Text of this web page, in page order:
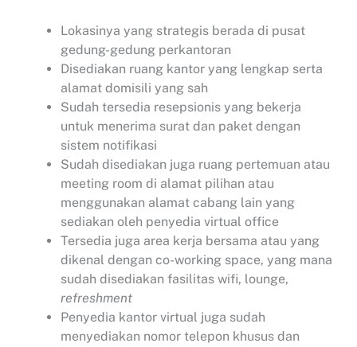
Lokasinya yang strategis berada di pusat
gedung-gedung perkantoran
Disediakan ruang kantor yang lengkap serta
alamat domisili yang sah
Sudah tersedia resepsionis yang bekerja
untuk menerima surat dan paket dengan
sistem notifikasi
Sudah disediakan juga ruang pertemuan atau
meeting room di alamat pilihan atau
menggunakan alamat cabang lain yang
sediakan oleh penyedia virtual office
Tersedia juga area kerja bersama atau yang
dikenal dengan co-working space, yang mana
sudah disediakan fasilitas wifi, lounge,
refreshment
Penyedia kantor virtual juga sudah
menyediakan nomor telepon khusus dan